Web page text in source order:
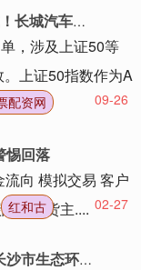
剩赛力斯一只汽车股
，涉及上证50等
上证50指数作为A
09-26
配资网
惕回落
向 模拟交易 客户
锂期货主.... 02-27
红和古
环境损害赔偿验收会议